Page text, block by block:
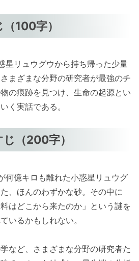
100字）
星リュウグウから持ち帰った少量
まざまな分野の研究者が最強のチ
の痕跡を見つけ、生命の起源とい
く実話である。
（200字）
何億キロも離れた小惑星リュウグ
、ほんのわずかな砂。その中に
はどこから来たのか」という謎を
いるかもしれない。
など、さまざまな分野の研究者た